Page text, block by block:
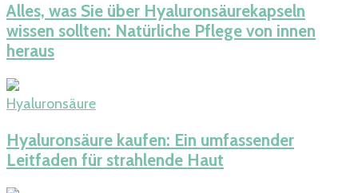
Alles, was Sie über Hyaluronsäurekapseln
wissen sollten: Natürliche Pflege von innen
heraus
Hyaluronsäure
Hyaluronsäure kaufen: Ein umfassender
Leitfaden für strahlende Haut